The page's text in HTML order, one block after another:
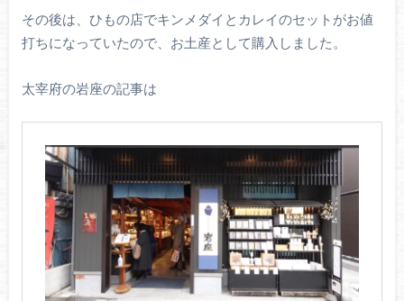
その後は、ひもの店でキンメダイとカレイのセットがお値
打ちになっていたので、お土産として購入しました。
太宰府の岩座の記事は